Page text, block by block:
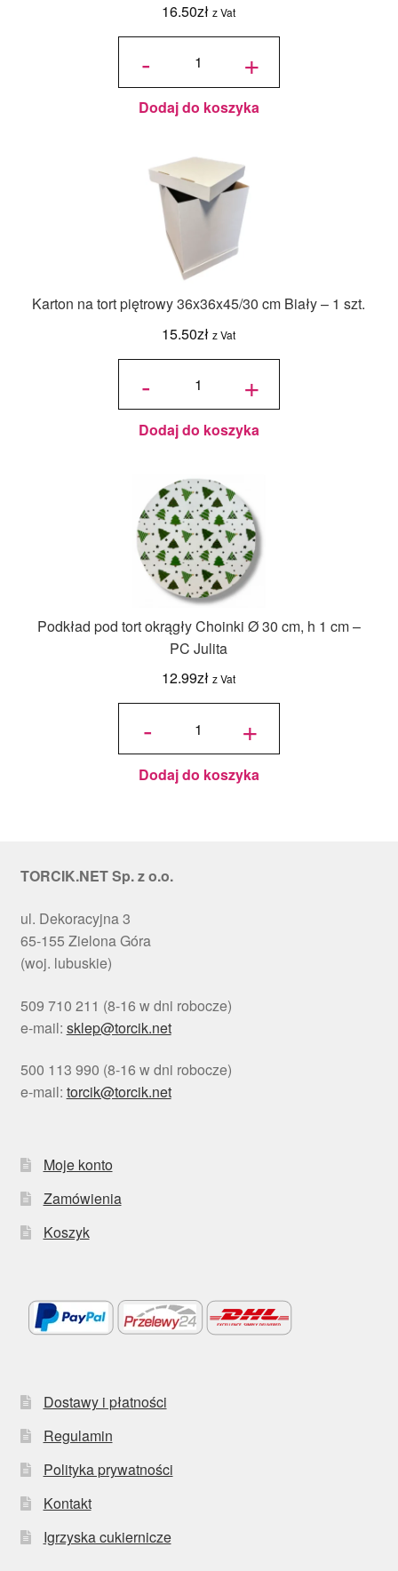
16.50zł z Vat
-
ilość
olejowy
Food
Colours -
Zielony
Butelkowy
+
Dodaj do koszyka
Karton na tort piętrowy 36x36x45/30 cm Biały – 1 szt.
15.50zł z Vat
-
ilość Karton
36x36x45/30
cm Biały - 1
szt. +
Dodaj do koszyka
Podkład pod tort okrągły Choinki Ø 30 cm, h 1 cm –
PC Julita
12.99zł z Vat
-
ilość
okrągły
Choinki
Ø 30
cm, h 1
cm - PC
+
Dodaj do koszyka
TORCIK.NET Sp. z o.o.
ul. Dekoracyjna 3
65-155 Zielona Góra
(woj. lubuskie)
509 710 211 (8-16 w dni robocze)
e-mail: sklep@torcik.net
500 113 990 (8-16 w dni robocze)
e-mail: torcik@torcik.net
Moje konto
Zamówienia
Koszyk
Dostawy i płatności
Regulamin
Polityka prywatności
Kontakt
Igrzyska cukiernicze